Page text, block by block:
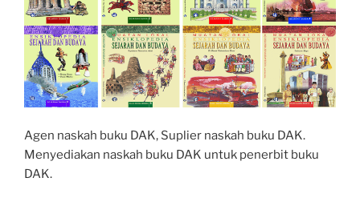
Agen naskah buku DAK, Suplier naskah buku DAK.
Menyediakan naskah buku DAK untuk penerbit buku
DAK.